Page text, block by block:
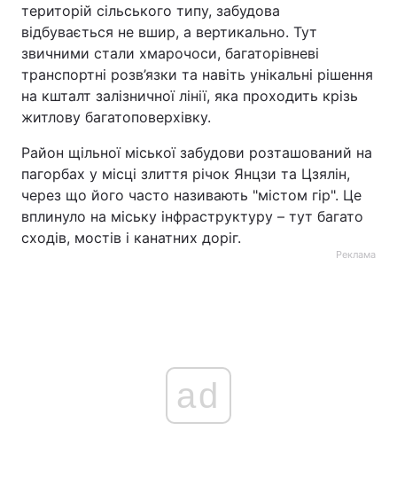
територій сільського типу, забудова
відбувається не вшир, а вертикально. Тут
звичними стали хмарочоси, багаторівневі
транспортні розв’язки та навіть унікальні рішення
на кшталт залізничної лінії, яка проходить крізь
житлову багатоповерхівку.
Район щільної міської забудови розташований на
пагорбах у місці злиття річок Янцзи та Цзялін,
через що його часто називають "містом гір". Це
вплинуло на міську інфраструктуру – тут багато
сходів, мостів і канатних доріг.
Реклама
ad